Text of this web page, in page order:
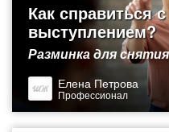
Как справиться
выступлением?
Разминка для
Елена Петрова
Профессионал